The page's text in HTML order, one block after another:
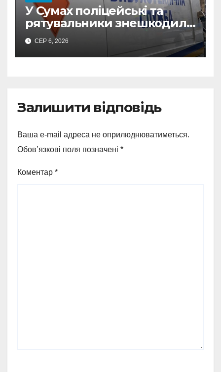
У Сумах поліцейські та
рятувальники знешкодили
500-кілограмову авіабомбу
росіян
СЕР 6, 2026
Залишити відповідь
Ваша e-mail адреса не оприлюднюватиметься.
Обов’язкові поля позначені *
Коментар *